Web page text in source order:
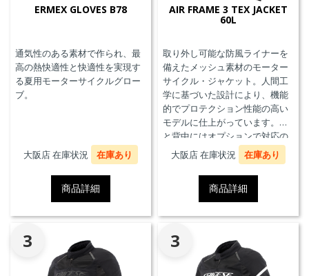
ERMEX GLOVES B78
通気性のある素材で作られ、最
高の熱快適性と快適性を実現す
る夏用モーターサイクルグロー
ブ。
大阪店 在庫状況 在庫あり
商品詳細
AIR FRAME 3 TEX JACKET
60L
取り外し可能な防風ライナーを
備えたメッシュ素材のモーター
サイクル・ジャケット。人間工
学に基づいた設計により、機能
的でプロテクション性能の高い
モデルに仕上がっています。胸
と背中にはオプションで対応の
プロテクターを装着することが
できます。また、防水の内ポケ
ット、EN17092クラスA認証、パ
ンツと接続可能なファスナーを
備えています。
大阪店 在庫状況 在庫あり
商品詳細
3 3